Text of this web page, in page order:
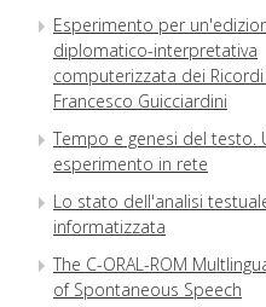
Esperimento per
diplomatico-interpretativa
computerizzata dei
Francesco Guicciardini
Tempo e genesi del testo.
esperimento in rete
Lo stato dell'analisi
informatizzata
The C-ORAL-ROM
of Spontaneous Speech